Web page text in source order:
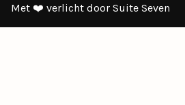
Met ❤️ verlicht door Suite Seven